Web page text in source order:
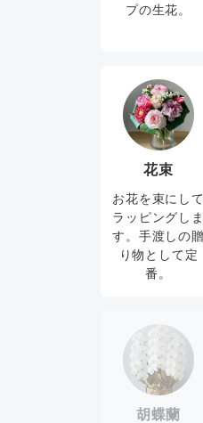
プの生花。
花束
お花を束にして
ラッピングしま
す。手渡しの贈
り物として定
番。
胡蝶蘭